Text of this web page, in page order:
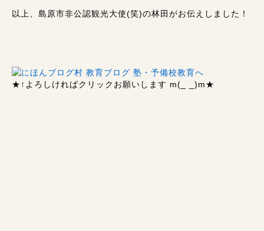
以上、島原市非公認観光大使(笑)の林田がお伝えしました！
★↑ よろしければクリックお願いします m(_ _)m★